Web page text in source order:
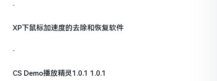
·
XP下鼠标加速度的去除和恢复软件
·
CS Demo播放精灵1.0.1 1.0.1